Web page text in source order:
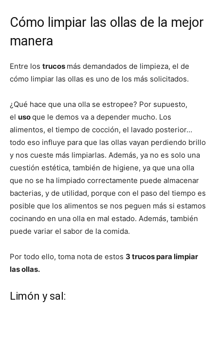
Cómo limpiar las ollas de la mejor
manera
Entre los trucos más demandados de limpieza, el de
cómo limpiar las ollas es uno de los más solicitados.
¿Qué hace que una olla se estropee? Por supuesto,
el usoque le demos va a depender mucho. Los
alimentos, el tiempo de cocción, el lavado posterior…
todo eso influye para que las ollas vayan perdiendo brillo
y nos cueste más limpiarlas. Además, ya no es solo una
cuestión estética, también de higiene, ya que una olla
que no se ha limpiado correctamente puede almacenar
bacterias, y de utilidad, porque con el paso del tiempo es
posible que los alimentos se nos peguen más si estamos
cocinando en una olla en mal estado. Además, también
puede variar el sabor de la comida.
Por todo ello, toma nota de estos 3 trucos para limpiar
las ollas.
Limón y sal: